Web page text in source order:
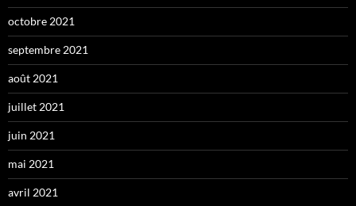
octobre 2021
septembre 2021
août 2021
juillet 2021
juin 2021
mai 2021
avril 2021